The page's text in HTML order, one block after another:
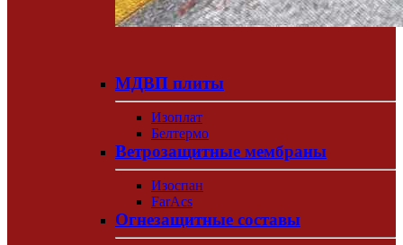
МДВП плиты
Изоплат
Белтермо
Ветрозащитные мембраны
Изоспан
FarAcs
Огнезащитные составы